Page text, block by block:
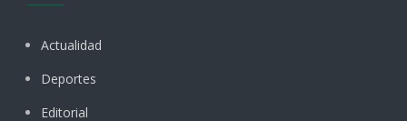
Actualidad
Deportes
Editorial